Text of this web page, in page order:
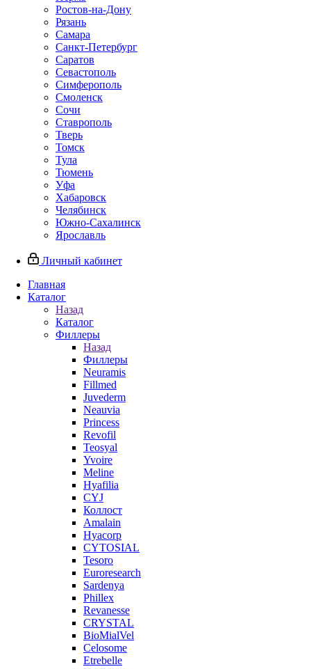
Ростов-на-Дону
Рязань
Самара
Санкт-Петербург
Саратов
Севастополь
Симферополь
Смоленск
Сочи
Ставрополь
Тверь
Томск
Тула
Тюмень
Уфа
Хабаровск
Челябинск
Южно-Сахалинск
Ярославль
Личный кабинет
Главная
Каталог
Назад
Каталог
Филлеры
Назад
Филлеры
Neuramis
Fillmed
Juvederm
Neauvia
Princess
Revofil
Teosyal
Yvoire
Meline
Hyafilia
CYJ
Коллост
Amalain
Hyacorp
CYTOSIAL
Tesoro
Euroresearch
Sardenya
Phillex
Revanesse
CRYSTAL
BioMialVel
Celosome
Etrebelle